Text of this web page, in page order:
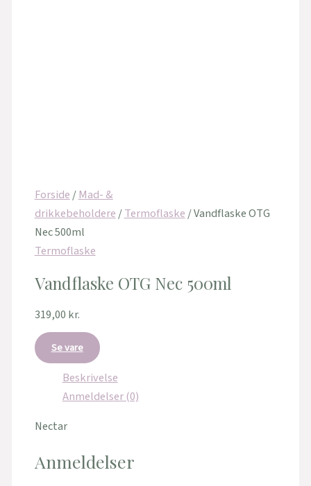
Forside/Mad- &
drikkebeholdere/Termoflaske/ Vandflaske OTG
Nec 500ml
Termoflaske
Vandflaske OTG Nec 500ml
319,00 kr.
Se vare
Beskrivelse
Anmeldelser (0)
Nectar
Anmeldelser